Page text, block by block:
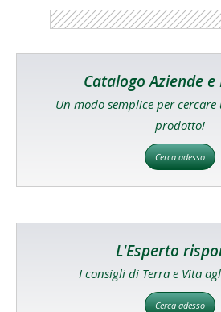
Catalogo Aziende
Un modo semplice per
prodotto!
Cerca adesso
L'Esperto
I consigli di Terra e Vita
Cerca adesso